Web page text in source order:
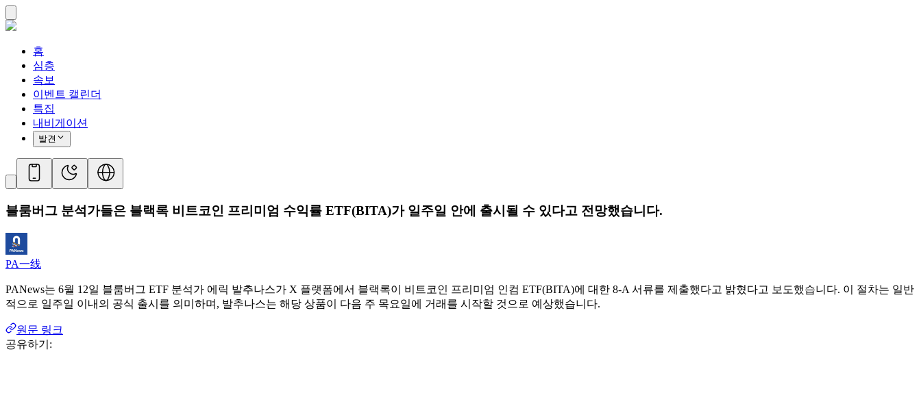
홈
심층
속보
이벤트 캘린더
특집
내비게이션
발견
블룸버그 분석가들은 블랙록 비트코인 ​​프리미엄 수익률 ETF(BITA)가 일주일 안에 출시될 수 있다고 전망했습니다.
PA一线
PANews는 6월 12일 블룸버그 ETF 분석가 에릭 발추나스가 X 플랫폼에서 블랙록이 비트코인 ​​프리미엄 인컴 ETF(BITA)에 대한 8-A 서류를 제출했다고 밝혔다고 보도했습니다. 이 절차는 일반
적으로 일주일 이내의 공식 출시를 의미하며, 발추나스는 해당 상품이 다음 주 목요일에 거래를 시작할 것으로 예상했습니다.
원문 링크
공유하기: